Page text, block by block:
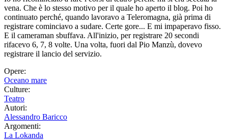
vena. Che è lo stesso motivo per il quale ho aperto il blog. Poi ho
continuato perché, quando lavoravo a Teleromagna, già prima di
registrare cominciavo a sudare. Certe gore... E mi impaperavo fisso.
E il cameraman sbuffava. All'inizio, per registrare 20 secondi
rifacevo 6, 7, 8 volte. Una volta, fuori dal Pio Manzù, dovevo
registrare il lancio del servizio.
Opere:
Oceano mare
Culture:
Teatro
Autori:
Alessandro Baricco
Argomenti:
La Lokanda